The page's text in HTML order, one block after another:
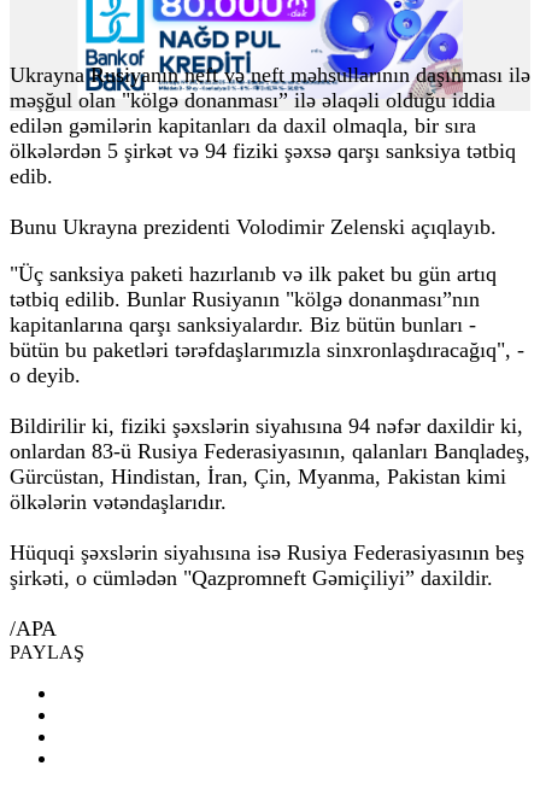
Ukrayna Rusiyanın neft və neft məhsullarının daşınması ilə
məşğul olan "kölgə donanması” ilə əlaqəli olduğu iddia
edilən gəmilərin kapitanları da daxil olmaqla, bir sıra
ölkələrdən 5 şirkət və 94 fiziki şəxsə qarşı sanksiya tətbiq
edib.
Bunu Ukrayna prezidenti Volodimir Zelenski açıqlayıb.
"Üç sanksiya paketi hazırlanıb və ilk paket bu gün artıq
tətbiq edilib. Bunlar Rusiyanın "kölgə donanması”nın
kapitanlarına qarşı sanksiyalardır. Biz bütün bunları -
bütün bu paketləri tərəfdaşlarımızla sinxronlaşdıracağıq", -
o deyib.
Bildirilir ki, fiziki şəxslərin siyahısına 94 nəfər daxildir ki,
onlardan 83-ü Rusiya Federasiyasının, qalanları Banqladeş,
Gürcüstan, Hindistan, İran, Çin, Myanma, Pakistan kimi
ölkələrin vətəndaşlarıdır.
Hüquqi şəxslərin siyahısına isə Rusiya Federasiyasının beş
şirkəti, o cümlədən "Qazpromneft Gəmiçiliyi” daxildir.
/APA
PAYLAŞ